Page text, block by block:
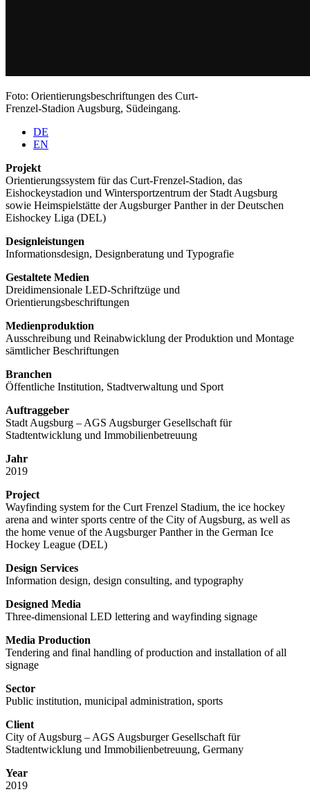
Foto: Orientierungsbeschriftungen des Curt-
Frenzel-Stadion Augsburg, Südeingang.
DE
EN
Projekt
Orientierungssystem für das Curt-Frenzel-Stadion, das
Eishockeystadion und Wintersportzentrum der Stadt Augsburg
sowie Heimspielstätte der Augsburger Panther in der Deutschen
Eishockey Liga (DEL)
Designleistungen
Informationsdesign, Designberatung und Typografie
Gestaltete Medien
Dreidimensionale LED-Schriftzüge und
Orientierungsbeschriftungen
Medienproduktion
Ausschreibung und Reinabwicklung der Produktion und Montage
sämtlicher Beschriftungen
Branchen
Öffentliche Institution, Stadtverwaltung und Sport
Auftraggeber
Stadt Augsburg – AGS Augsburger Gesellschaft für
Stadtentwicklung und Immobilienbetreuung
Jahr
2019
Project
Wayfinding system for the Curt Frenzel Stadium, the ice hockey
arena and winter sports centre of the City of Augsburg, as well as
the home venue of the Augsburger Panther in the German Ice
Hockey League (DEL)
Design Services
Information design, design consulting, and typography
Designed Media
Three-dimensional LED lettering and wayfinding signage
Media Production
Tendering and final handling of production and installation of all
signage
Sector
Public institution, municipal administration, sports
Client
City of Augsburg – AGS Augsburger Gesellschaft für
Stadtentwicklung und Immobilienbetreuung, Germany
Year
2019